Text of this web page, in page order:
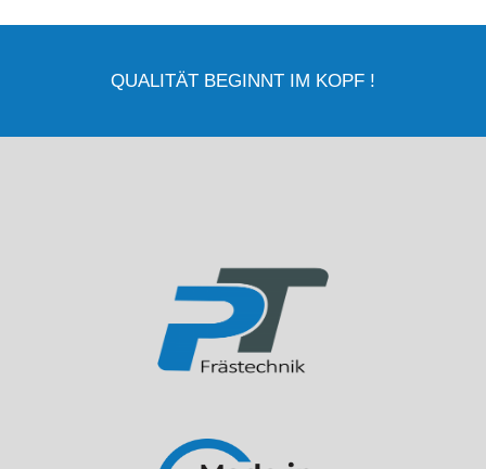
QUALITÄT BEGINNT IM KOPF !